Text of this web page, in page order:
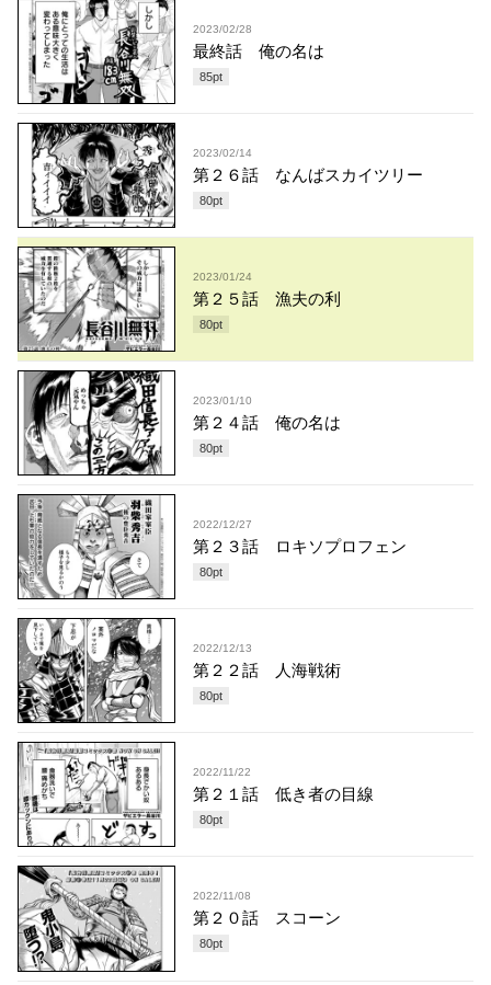
2023/02/28
最終話 俺の名は
85pt
2023/02/14
第２６話 なんばスカイツリー
80pt
2023/01/24
第２５話 漁夫の利
80pt
2023/01/10
第２４話 俺の名は
80pt
2022/12/27
第２３話 ロキソプロフェン
80pt
2022/12/13
第２２話 人海戦術
80pt
2022/11/22
第２１話 低き者の目線
80pt
2022/11/08
第２０話 スコーン
80pt